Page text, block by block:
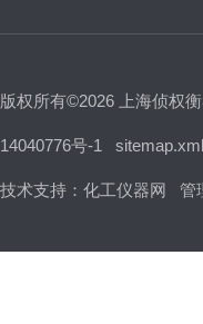
版权所有©2026 上海侦权
14040776号-1 sitemap.xml
技术支持： 化工仪器网 管